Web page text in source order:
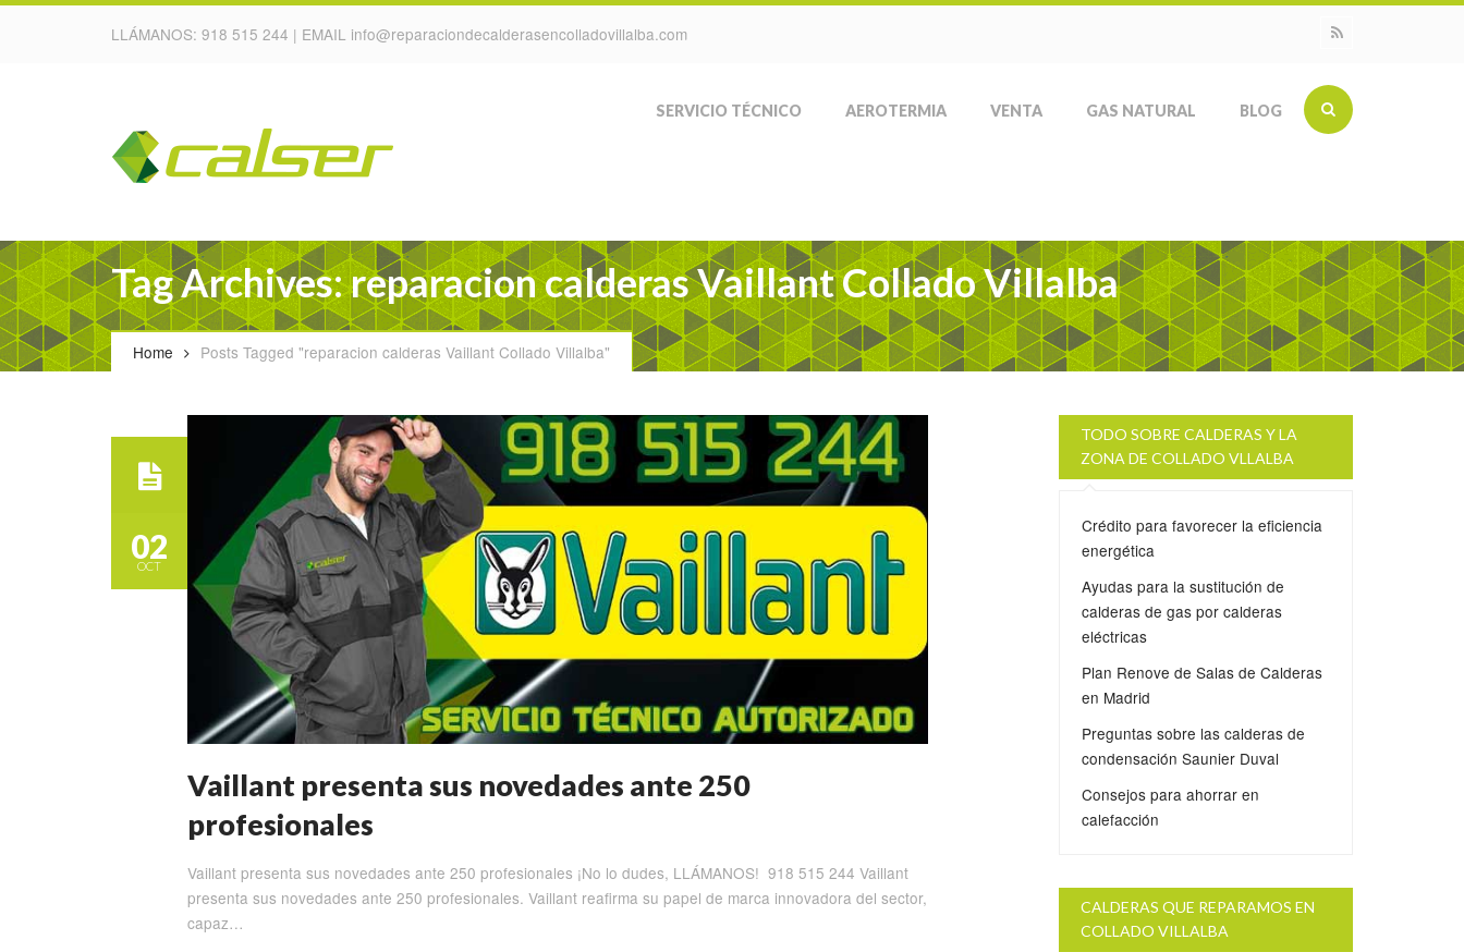
LLÁMANOS: 918 515 244 | EMAIL info@reparaciondecalderasencolladovillalba.com
SERVICIO TÉCNICO AEROTERMIA VENTA GAS NATURAL BLOG
Tag Archives: reparacion calderas Vaillant Collado Villalba
Home Posts Tagged "reparacion calderas Vaillant Collado Villalba"
02
OCT
Vaillant presenta sus novedades ante 250
profesionales
Vaillant presenta sus novedades ante 250 profesionales ¡No lo dudes, LLÁMANOS! 918 515 244 Vaillant
presenta sus novedades ante 250 profesionales. Vaillant reafirma su papel de marca innovadora del sector,
capaz…
TODO SOBRE CALDERAS Y LA
ZONA DE COLLADO VLLALBA
Crédito para favorecer la eficiencia
energética
Ayudas para la sustitución de
calderas de gas por calderas
eléctricas
Plan Renove de Salas de Calderas
en Madrid
Preguntas sobre las calderas de
condensación Saunier Duval
Consejos para ahorrar en
calefacción
CALDERAS QUE REPARAMOS EN
COLLADO VILLALBA